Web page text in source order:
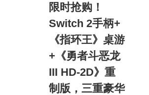
限时抢购！
Switch 2手柄+
《指环王》桌游
+《勇者斗恶龙
III HD-2D》重
制版，三重豪华